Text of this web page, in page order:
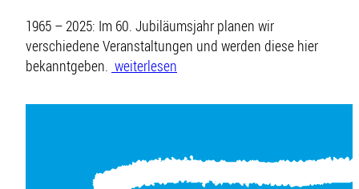
1965 – 2025: Im 60. Jubiläumsjahr planen wir
verschiedene Veranstaltungen und werden diese hier
bekanntgeben. weiterlesen